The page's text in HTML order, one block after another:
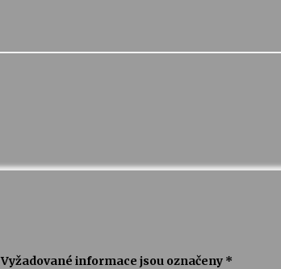
Vyžadované informace jsou označeny *